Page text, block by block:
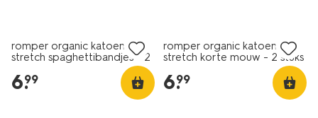
romper organic katoen
stretch spaghettibandjes - 2
6.
99
romper organic katoen
stretch korte mouw - 2 stuks
6.
99